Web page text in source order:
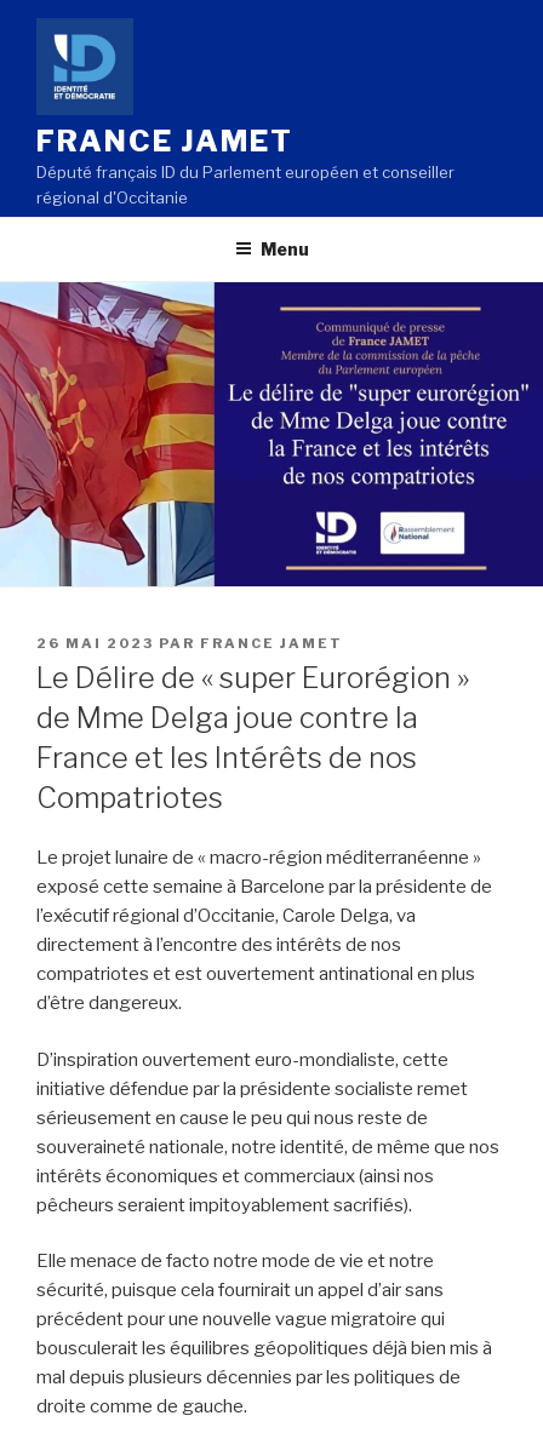
Aller
contenu
principal
FRANCE JAMET
Député français ID du Parlement européen et conseiller
régional d'Occitanie
Menu
PUBLIÉ
LE
26 MAI 2023 PAR FRANCE JAMET
Le Délire de « super Eurorégion »
de Mme Delga joue contre la
France et les Intérêts de nos
Compatriotes
Le projet lunaire de « macro-région méditerranéenne »
exposé cette semaine à Barcelone par la présidente de
l’exécutif régional d’Occitanie, Carole Delga, va
directement à l’encontre des intérêts de nos
compatriotes et est ouvertement antinational en plus
d’être dangereux.
D’inspiration ouvertement euro-mondialiste, cette
initiative défendue par la présidente socialiste remet
sérieusement en cause le peu qui nous reste de
souveraineté nationale, notre identité, de même que nos
intérêts économiques et commerciaux (ainsi nos
pêcheurs seraient impitoyablement sacrifiés).
Elle menace de facto notre mode de vie et notre
sécurité, puisque cela fournirait un appel d’air sans
précédent pour une nouvelle vague migratoire qui
bousculerait les équilibres géopolitiques déjà bien mis à
mal depuis plusieurs décennies par les politiques de
droite comme de gauche.